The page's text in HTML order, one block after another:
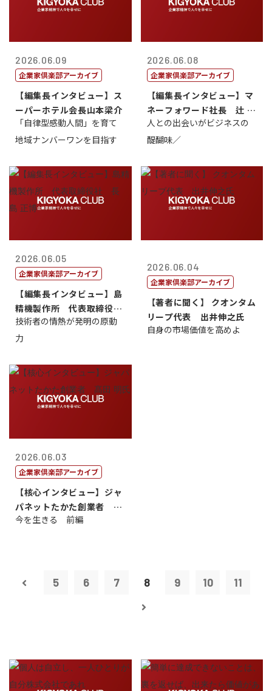
2026.06.09
企業家倶楽部アーカイブ
【編集長インタビュー】ス
ーパーホテル会長山本梁介
「自律型感動人間」を育て
地域ナンバーワンを目指す
2026.06.08
企業家倶楽部アーカイブ
【編集長インタビュー】マ
ネーフォワード社長 辻 庸
介
人との出会いがビジネスの
醍醐味／
2026.06.05
企業家倶楽部アーカイブ
【編集長インタビュー】島
精機製作所 代表取締役
社 長 島 正...
技術者の情熱が発明の原動
力
2026.06.04
企業家倶楽部アーカイブ
【著者に聞く】 クオンタム
リープ代表 出井伸之氏
自身の市場価値を高めよ
2026.06.03
企業家倶楽部アーカイブ
【核心インタビュー】ジャ
パネットたかた創業者 髙
田 明氏
今を生きる 前編
5 6 7 8 9 10 11